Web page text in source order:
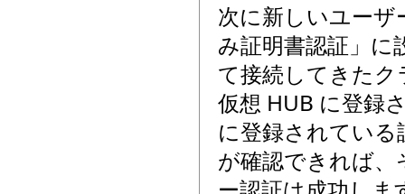
次に新しいユーザ
み証明書認証」
て接続してきた
仮想 HUB に登録
に登録されてい
が確認できれば